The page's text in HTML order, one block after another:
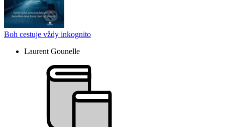
Boh cestuje vždy inkognito
Laurent Gounelle